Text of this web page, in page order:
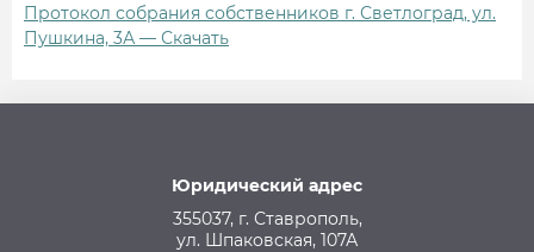
Протокол собрания собственников г. Светлоград, ул.
Пушкина, 3А — Скачать
Юридический адрес
355037, г. Ставрополь,
ул. Шпаковская, 107А